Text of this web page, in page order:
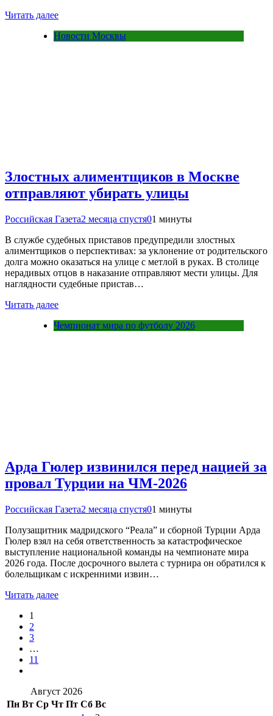
Читать далее
Новости Москвы
Злостных алиментщиков в Москве
отправляют убирать улицы
Российская Газета2 месяца спустя01 минуты
В службе судебных приставов предупредили злостных
алиментщиков о перспективах: за уклонение от родительского
долга можно оказаться на улице с метлой в руках. В столице
нерадивых отцов в наказание отправляют мести улицы. Для
наглядности судебные пристав…
Читать далее
Чемпионат мира по футболу 2026
Арда Гюлер извинился перед нацией за
провал Турции на ЧМ-2026
Российская Газета2 месяца спустя01 минуты
Полузащитник мадридского “Реала” и сборной Турции Арда
Гюлер взял на себя ответственность за катастрофическое
выступление национальной команды на чемпионате мира
2026 года. После досрочного вылета с турнира он обратился к
болельщикам с искренними извин…
Читать далее
1
2
3
…
11
Август 2026
Пн Вт Ср Чт Пт Сб Вс